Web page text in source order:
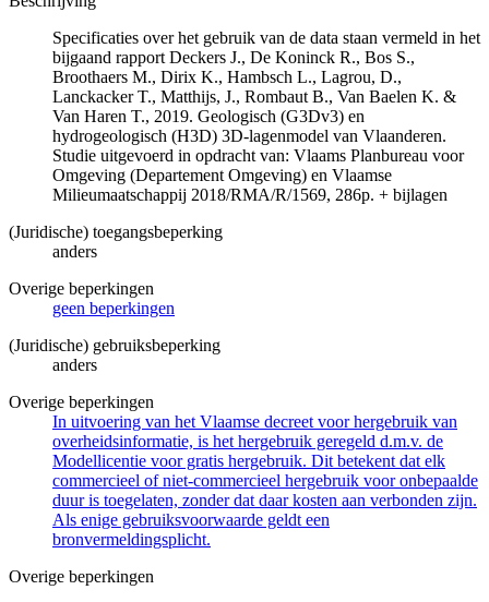
Specificaties over het gebruik van de data staan vermeld in het
bijgaand rapport Deckers J., De Koninck R., Bos S.,
Broothaers M., Dirix K., Hambsch L., Lagrou, D.,
Lanckacker T., Matthijs, J., Rombaut B., Van Baelen K. &
Van Haren T., 2019. Geologisch (G3Dv3) en
hydrogeologisch (H3D) 3D-lagenmodel van Vlaanderen.
Studie uitgevoerd in opdracht van: Vlaams Planbureau voor
Omgeving (Departement Omgeving) en Vlaamse
Milieumaatschappij 2018/RMA/R/1569, 286p. + bijlagen
(Juridische) toegangsbeperking
anders
Overige beperkingen
geen beperkingen
(Juridische) gebruiksbeperking
anders
Overige beperkingen
In uitvoering van het Vlaamse decreet voor hergebruik van
overheidsinformatie, is het hergebruik geregeld d.m.v. de
Modellicentie voor gratis hergebruik. Dit betekent dat elk
commercieel of niet-commercieel hergebruik voor onbepaalde
duur is toegelaten, zonder dat daar kosten aan verbonden zijn.
Als enige gebruiksvoorwaarde geldt een
bronvermeldingsplicht.
Overige beperkingen